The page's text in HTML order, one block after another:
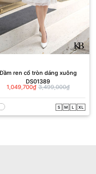
ren cổ tròn dáng xuông
DS01389
1,049,700₫ 3,499,000₫
S M L XL